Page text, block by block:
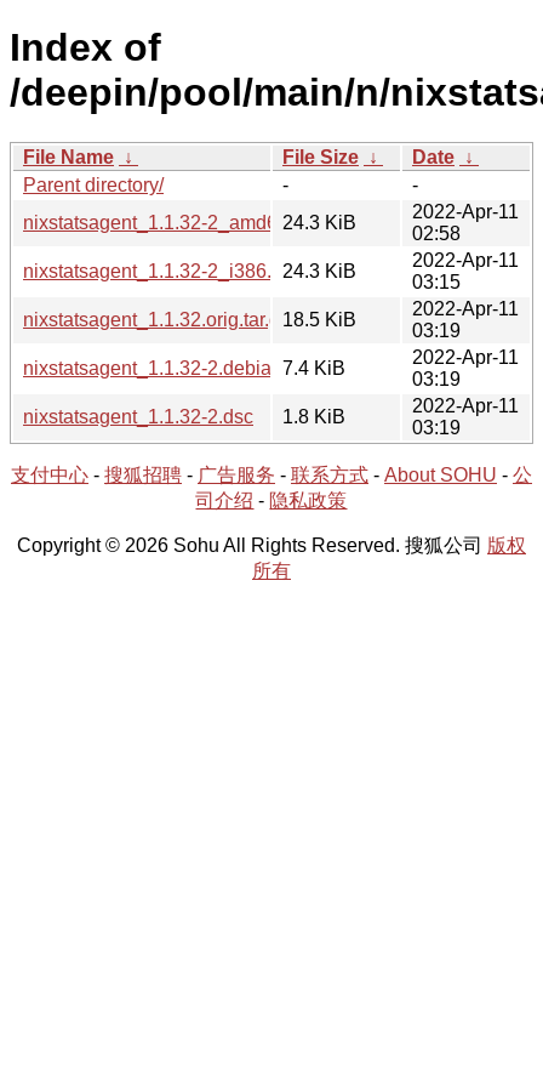
Index of
/deepin/pool/main/n/
File Name ↓ File Size ↓ Date ↓
Parent directory/
-
-
nixstatsagent_1.1.32-2_amd64.deb24.3 KiB
2022-Apr-11
02:58
nixstatsagent_1.1.32-2_i386.deb24.3 KiB
2022-Apr-11
03:15
nixstatsagent_1.1.32.orig.tar.gz18.5 KiB
2022-Apr-11
03:19
nixstatsagent_1.1.32-2.debian.tar.xz
7.4 KiB
2022-Apr-11
03:19
nixstatsagent_1.1.32-2.dsc
1.8 KiB
2022-Apr-11
03:19
支付中心 - 搜狐招聘 - 广告服务 - 联系方式 - About SOHU - 公
司介绍 - 隐私政策
Copyright © 2026 Sohu All Rights Reserved. 搜狐公司 版权
所有